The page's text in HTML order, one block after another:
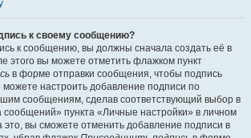
к своему сообщению?
к сообщению, вы должны сначала создать её в
этого вы можете отметить флажком пункт
в форме отправки сообщения, чтобы подпись
настроить добавление подписи по
сообщениям, сделав соответствующий выбор в
пункта «Личные настройки» в личном
вы сможете отменить добавление подписи в